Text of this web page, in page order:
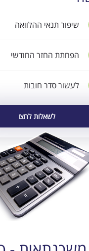
שיפור תנאי ההלוואה
הפחתת החזר החודשי
לעשור סדר חובות
לשאלות לחצו